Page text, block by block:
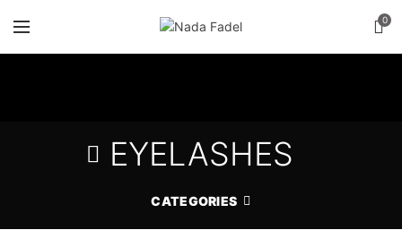
0
EYELASHES
CATEGORIES